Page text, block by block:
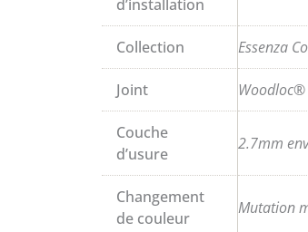
d’installation
Collection Essenza
Joint Woodloc®
Couche
d’usure
2.7mm
Changement
de couleur
Mutation